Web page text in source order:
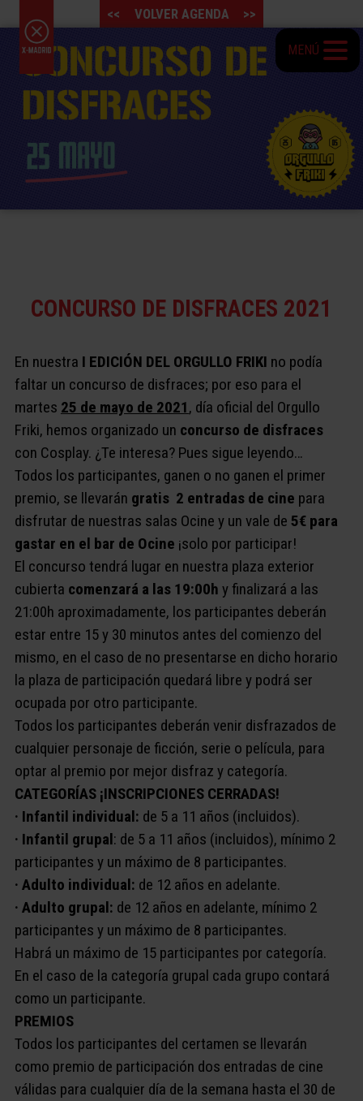
MENÚ
<< VOLVER AGENDA >>
CONCURSO DE DISFRACES 2021
En nuestra I EDICIÓN DEL ORGULLO FRIKI no podía
faltar un concurso de disfraces; por eso para el
martes 25 de mayo de 2021, día oficial del Orgullo
Friki, hemos organizado un concurso de disfraces
con Cosplay. ¿Te interesa? Pues sigue leyendo…
Todos los participantes, ganen o no ganen el primer
premio, se llevarán gratis 2 entradas de cine para
disfrutar de nuestras salas Ocine y un vale de 5€ para
gastar en el bar de Ocine ¡solo por participar!
El concurso tendrá lugar en nuestra plaza exterior
cubierta comenzará a las 19:00h y finalizará a las
21:00h aproximadamente, los participantes deberán
estar entre 15 y 30 minutos antes del comienzo del
mismo, en el caso de no presentarse en dicho horario
la plaza de participación quedará libre y podrá ser
ocupada por otro participante.
Todos los participantes deberán venir disfrazados de
cualquier personaje de ficción, serie o película, para
optar al premio por mejor disfraz y categoría.
CATEGORÍAS ¡INSCRIPCIONES CERRADAS!
· Infantil individual: de 5 a 11 años (incluidos).
· Infantil grupal: de 5 a 11 años (incluidos), mínimo 2
participantes y un máximo de 8 participantes.
· Adulto individual: de 12 años en adelante.
· Adulto grupal: de 12 años en adelante, mínimo 2
participantes y un máximo de 8 participantes.
Habrá un máximo de 15 participantes por categoría.
En el caso de la categoría grupal cada grupo contará
como un participante.
PREMIOS
Todos los participantes del certamen se llevarán
como premio de participación dos entradas de cine
válidas para cualquier día de la semana hasta el 30 de